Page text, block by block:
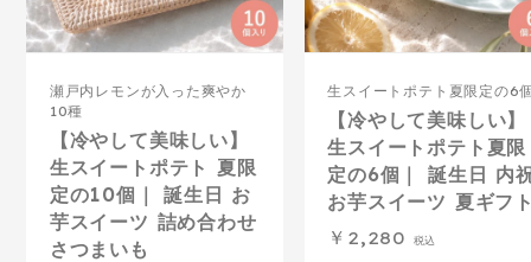
瀬戸内レモンが入った爽やか
10種
【冷やして美味しい】
生スイートポテト 夏限
定の10個｜ 誕生日 お
芋スイーツ 詰め合わせ
さつまいも
生スイートポテト夏限定の6
【冷やして美味しい】
生スイートポテト夏限
定の6個｜ 誕生日 内
お芋スイーツ 夏ギフ
2,280